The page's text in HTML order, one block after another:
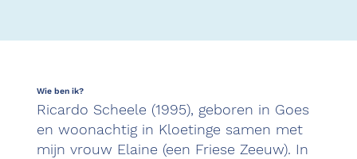
Wie ben ik?
Ricardo Scheele (1995), geboren in Goes
en woonachtig in Kloetinge samen met
mijn vrouw Elaine (een Friese Zeeuw). In